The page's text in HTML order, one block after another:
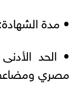
• مدة الشهادة: 3 سنوات.
مصري